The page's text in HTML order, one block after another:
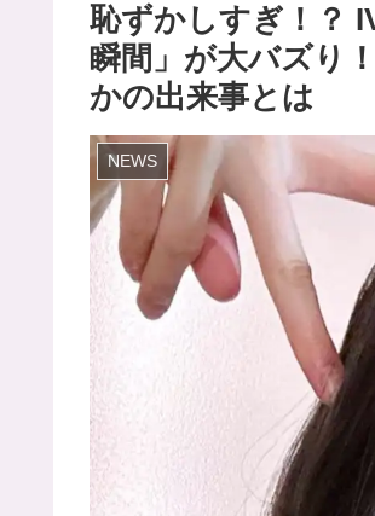
恥ずかしすぎ！？
瞬間」が大バズり
かの出来事とは
NEWS